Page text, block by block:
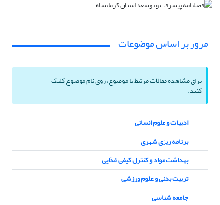
مرور بر اساس موضوعات
برای مشاهده مقالات مرتبط با موضوع، روی نام موضوع کلیک
کنید.
ادبیات و علوم انسانی
برنامه ریزی شهری
بهداشت مواد و کنترل کیفی غذایی
تربیت بدنی و علوم ورزشی
جامعه شناسی